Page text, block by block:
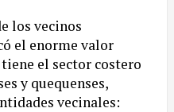
los vecinos
el enorme valor
el sector costero
y quequenses,
vecinales: